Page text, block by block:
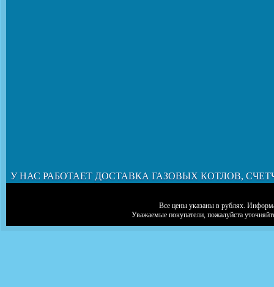
У НАС РАБОТАЕТ ДОСТАВКА ГАЗОВЫХ КОТЛОВ,
Все цены указаны в рублях.
Уважаемые покупатели, пожалуйста